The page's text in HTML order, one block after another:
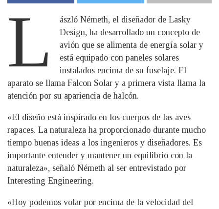
L
ászló Németh, el diseñador de Lasky
Design, ha desarrollado un concepto de
avión que se alimenta de energía solar y
está equipado con paneles solares
instalados encima de su fuselaje. El
aparato se llama Falcon Solar y a primera vista llama la
atención por su apariencia de halcón.
«El diseño está inspirado en los cuerpos de las aves
rapaces. La naturaleza ha proporcionado durante mucho
tiempo buenas ideas a los ingenieros y diseñadores. Es
importante entender y mantener un equilibrio con la
naturaleza», señaló Németh al ser entrevistado por
Interesting Engineering.
«Hoy podemos volar por encima de la velocidad del